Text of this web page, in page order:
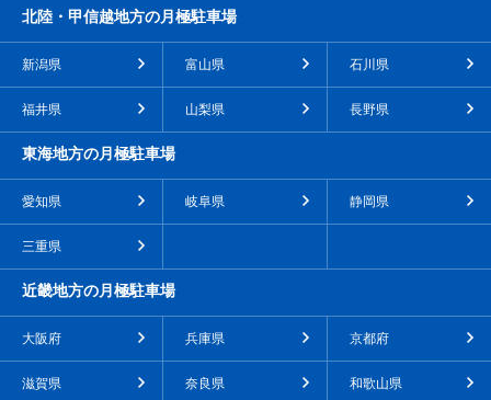
北陸・甲信越地方の月極駐車場
新潟県 富山県 石川県
福井県 山梨県 長野県
東海地方の月極駐車場
愛知県 岐阜県 静岡県
三重県
近畿地方の月極駐車場
大阪府 兵庫県 京都府
滋賀県 奈良県 和歌山県